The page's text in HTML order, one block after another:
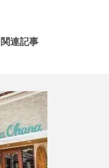
関連記事